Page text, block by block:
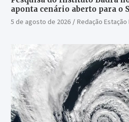
aponta cenário aberto para o
5 de agosto de 2026 Redação Estação